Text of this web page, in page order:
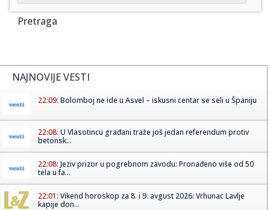
Pretraga
NAJNOVIJE VESTI
22:09: Bolomboj ne ide u Asvel – iskusni centar se seli u Španiju
22:08: U Vlasotincu građani traže još jedan referendum protiv
betonsk...
22:08: Jeziv prizor u pogrebnom zavodu: Pronađeno više od 50
tela u fa...
22:01: Vikend horoskop za 8. i 9. avgust 2026: Vrhunac Lavlje
kapije don...